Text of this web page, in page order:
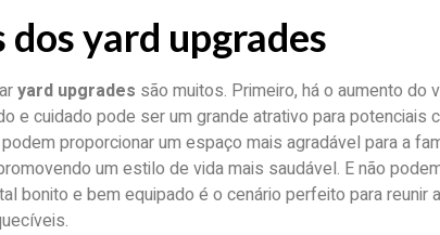
yard upgrades
yard upgrades são muitos. Primeiro, há o aumento do
e cuidado pode ser um grande atrativo para potenciais
proporcionar um espaço mais agradável para a
um estilo de vida mais saudável. E não
bonito e bem equipado é o cenário perfeito para reunir